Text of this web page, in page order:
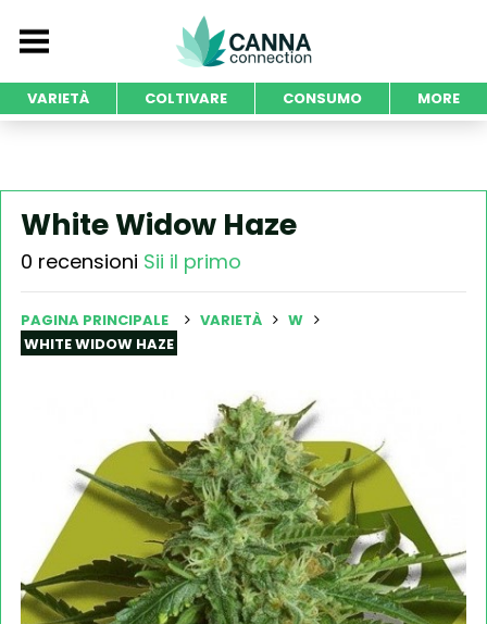
VARIETÀ COLTIVARE CONSUMO MORE
White Widow Haze
0 recensioni Sii il primo
PAGINA PRINCIPALE VARIETÀ
W
WHITE WIDOW HAZE